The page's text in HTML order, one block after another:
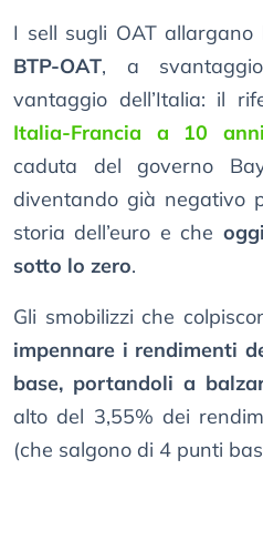
I sell sugli OAT allargano
BTP-OAT, a
vantaggio dell’Italia: il
Italia-Francia a 10 anni
caduta del governo
diventando già negativo
storia dell’euro e che
sotto lo zero.
Gli smobilizzi che
impennare i rendimenti
base, portandoli a
alto del 3,55% dei
(che salgono di 4 punti